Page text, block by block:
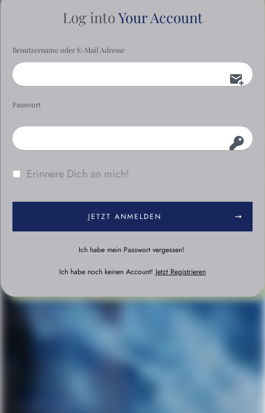
Log intoYour Account
Benutzername oder E-Mail Adresse
Passwort
Erinnere Dich an mich!
JETZT ANMELDEN
Ich habe mein Passwort vergessen!
Ich habe noch keinen Account! Jetzt Registrieren